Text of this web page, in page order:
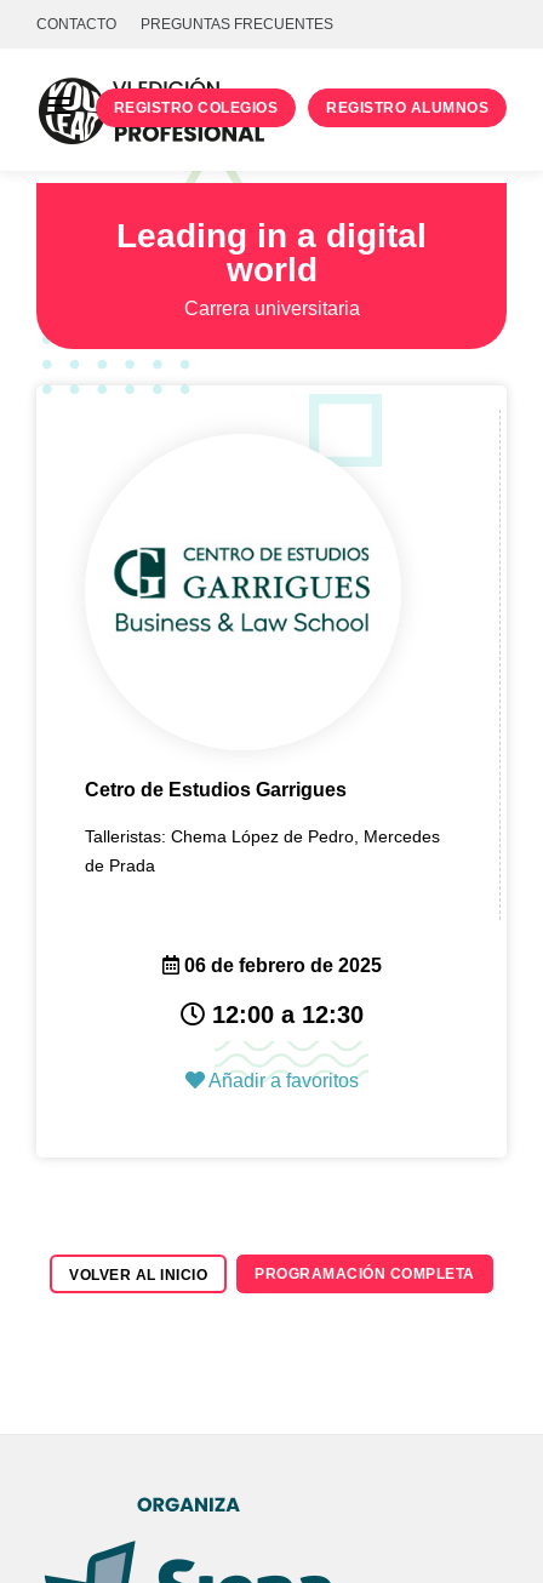
CONTACTO PREGUNTAS FRECUENTES
REGISTRO COLEGIOS REGISTRO ALUMNOS
TALLERES
INICIA SESIÓN
Leading in a digital
world
Carrera universitaria
Cetro de Estudios Garrigues
Talleristas: Chema López de Pedro, Mercedes
de Prada
06 de febrero de 2025
12:00 a 12:30
Añadir a favoritos
VOLVER AL INICIO PROGRAMACIÓN COMPLETA